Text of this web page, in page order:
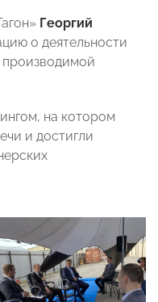
Георгий
о деятельности
производимой
на котором
и достигли